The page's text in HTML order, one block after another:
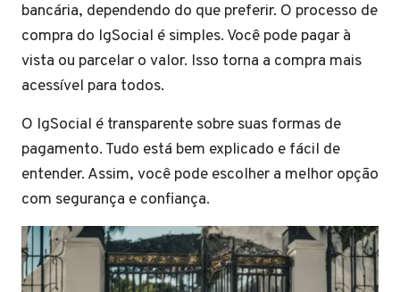
bancária, dependendo do que preferir. O processo de
compra do IgSocial é simples. Você pode pagar à
vista ou parcelar o valor. Isso torna a compra mais
acessível para todos.
O IgSocial é transparente sobre suas formas de
pagamento. Tudo está bem explicado e fácil de
entender. Assim, você pode escolher a melhor opção
com segurança e confiança.